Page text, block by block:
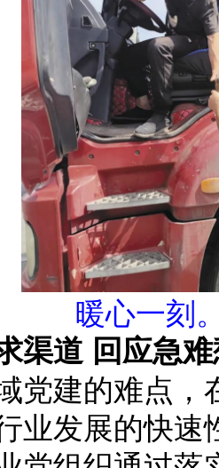
暖心一刻
道 回应急难
建的难点，
业发展的快